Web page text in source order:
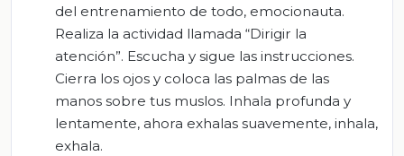
del entrenamiento de todo, emocionauta.
Realiza la actividad llamada “Dirigir la
atención”. Escucha y sigue las instrucciones.
Cierra los ojos y coloca las palmas de las
manos sobre tus muslos. Inhala profunda y
lentamente, ahora exhalas suavemente, inhala,
exhala.